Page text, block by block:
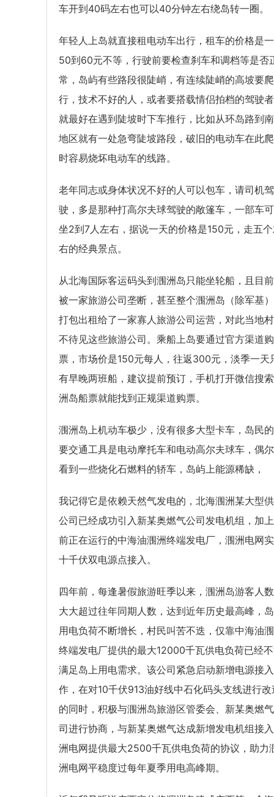
车开到40码左右也可以40分钟左右绕岛转一圈。
年轻人上岛就直接租电动车出行，租车的价格是
50到60元不等，行驶前要检查刹车和调档等是否
常，岛屿有些路段很陡峭，有连续陡峭的高坡要爬
行，技术不好的人，或者要搭载情侣拍档的驾驶
就最好在遇到陡坡时下车推行，比如从环岛路到
地区就有一处急弯陡坡路段，破旧的电动车在此
时容易烧坏电动车的线路。
老年同志或身体状况不好的人可以包车，请司机驾
驶，多是那种打高尔夫球驾驶的敞篷车，一部车
坐2到7人左右，据说一天的价格是150元，走五
右的经典景点。
从北海国际客运码头到涠洲岛只能坐轮船，且目
被一家旅游公司垄断，甚至整个涠洲岛（除军基
打包出租给了一家寡人旅游公司运营，对此当地
不待见这些旅游公司。乘船上岛要通过官方渠道
票，市场价是150元每人，往返300元，淡季一天
有早晚两班船，建议提前预订，手机打开微信搜
洲岛船票就能找到正规渠道购票。
涠洲岛上机动车极少，没有很多大型卡车，岛民
要交通工具是电动摩托车和电动高尔夫球车，偶
看到一些烧化石燃料的轿车，岛屿上能源稀缺，
我记得它是依赖天然气发电的，北海涠洲某大型
公司已经成功引入新某奥燃气公司发电机组，加
前正在运行的中海油涠洲终端发电厂，涠洲电网
十千伏双电源点接入。
四年前，每逢暑假旅游旺季以来，涠洲岛游客人
大大超过往年同期人数，达到近年历史最高峰，
用电负荷不断增长，村民叫苦不迭，仅靠中海油
终端发电厂提供的最大12000千瓦供电负荷已经
满足岛上用电需求。该公司紧急启动新增电源接
作，在对10千伏913油好线中石化码头支线进行改
的同时，积极与涠洲岛旅游区管委会、新某奥燃
司进行协商，与新某奥燃气达成新增发电机组接
洲电网提供最大2500千瓦供电负荷的协议，助力
洲电网平稳度过每年夏季用电高峰期。